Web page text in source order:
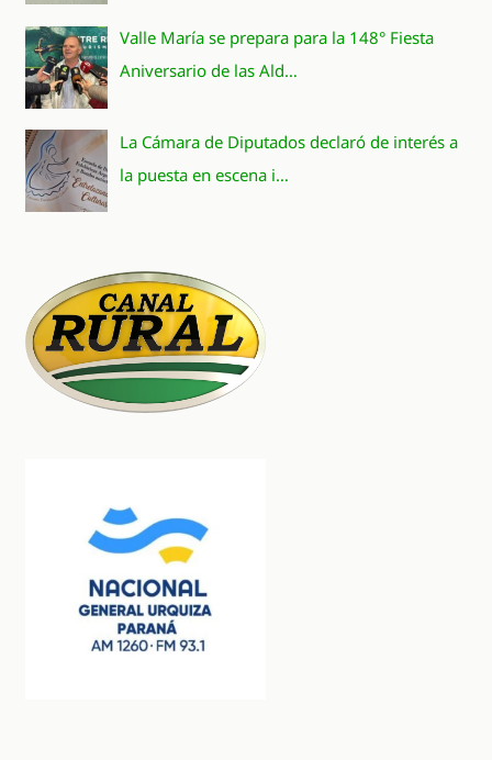
Valle María se prepara para la 148° Fiesta
Aniversario de las Ald…
La Cámara de Diputados declaró de interés a
la puesta en escena i…